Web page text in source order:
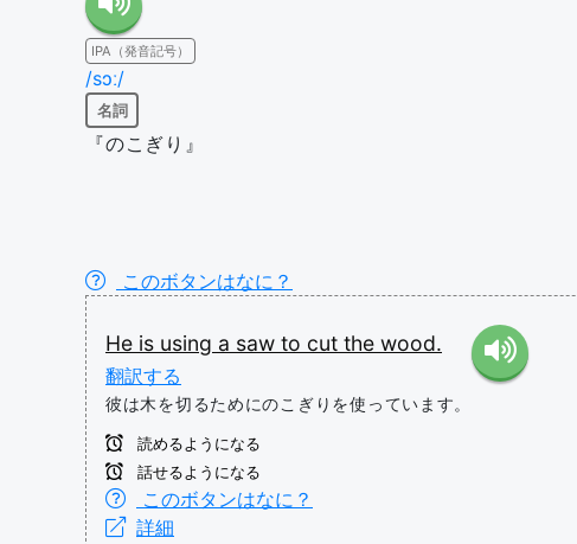
IPA（発音記号）
/sɔː/
名詞
『のこぎり』
このボタンはなに？
He is using a saw to cut the wood.
翻訳する
彼は木を切るためにのこぎりを使っています。
読めるようになる
話せるようになる
このボタンはなに？
詳細